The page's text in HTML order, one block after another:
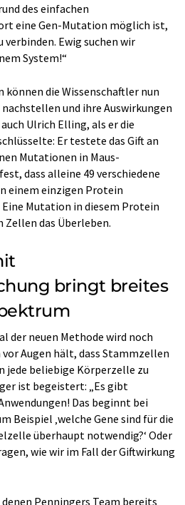
des einfachen
eine Gen-Mutation möglich ist,
Ewig suchen wir
System!“
die Wissenschaftler nun
und ihre Auswirkungen
Ulrich Elling, als er die
Er testete das Gift an
Mutationen in Maus-
dass alleine 49 verschiedene
einem einzigen Protein
Eine Mutation in diesem Protein
das Überleben.
bringt breites
der neuen Methode wird noch
Augen hält, dass Stammzellen
jede beliebige Körperzelle zu
ist begeistert: „Es gibt
Das beginnt bei
Beispiel ‚welche Gene sind für die
überhaupt notwendig?‘ Oder
wie wir im Fall der Giftwirkung
Penningers Team bereits